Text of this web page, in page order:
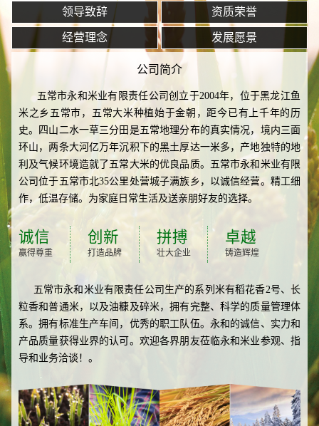
领导致辞 资质荣誉
经营理念 发展愿景
公司简介
五常市永和米业有限责任公司创立于2004年，位于黑龙江鱼
米之乡五常市，五常大米种植始于金朝，距今已有上千年的历
史。四山二水一草三分田是五常地理分布的真实情况，境内三面
环山，两条大河亿万年沉积下的黑土厚达一米多，产地独特的地
利及气候环境造就了五常大米的优良品质。五常市永和米业有限
公司位于五常市北35公里处营城子满族乡，以诚信经营。精工细
作，低温存储。为家庭日常生活及送亲朋好友的选择。
诚信
赢得尊重
创新
打造品牌
拼搏
壮大企业
卓越
铸造辉煌
五常市永和米业有限责任公司生产的系列米有稻花香2号、长
粒香和普通米，以及油糠及碎米，拥有完整、科学的质量管理体
系。拥有标准生产车间，优秀的职工队伍。永和的诚信、实力和
产品质量获得业界的认可。欢迎各界朋友莅临永和米业参观、指
导和业务洽谈！。